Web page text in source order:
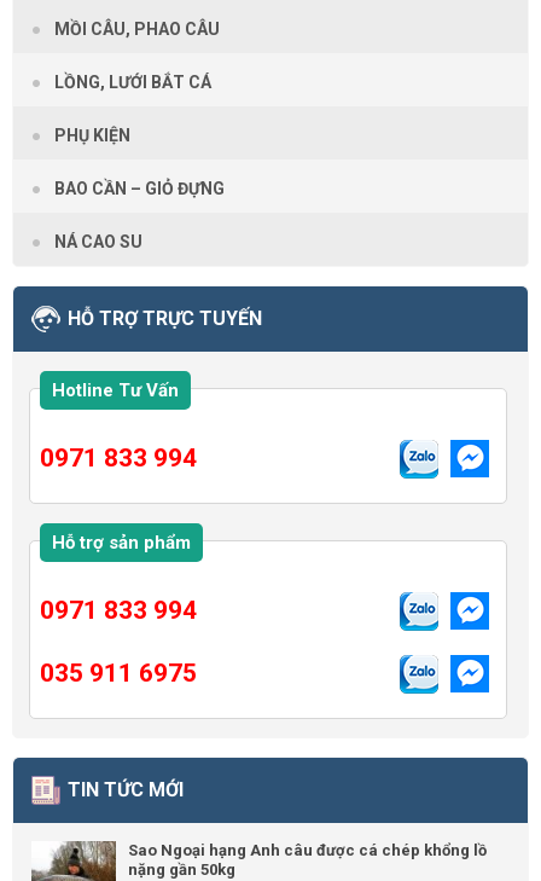
MỒI CÂU, PHAO CÂU
LỒNG, LƯỚI BẮT CÁ
PHỤ KIỆN
BAO CẦN – GIỎ ĐỰNG
NÁ CAO SU
HỖ TRỢ TRỰC TUYẾN
Hotline Tư Vấn
0971 833 994
Hỗ trợ sản phẩm
0971 833 994
035 911 6975
TIN TỨC MỚI
Sao Ngoại hạng Anh câu được cá chép khổng lồ
nặng gần 50kg